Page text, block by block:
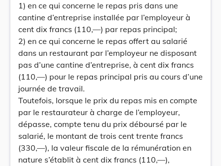
1) en ce qui concerne le repas pris dans une
cantine d’entreprise installée par l’employeur à
cent dix francs (110,—) par repas principal;
2) en ce qui concerne le repas offert au salarié
dans un restaurant par l’employeur ne disposant
pas d’une cantine d’entreprise, à cent dix francs
(110,—) pour le repas principal pris au cours d’une
journée de travail.
Toutefois, lorsque le prix du repas mis en compte
par le restaurateur à charge de l’employeur,
dépasse, compte tenu du prix déboursé par le
salarié, le montant de trois cent trente francs
(330,—), la valeur fiscale de la rémunération en
nature s’établit à cent dix francs (110,—),